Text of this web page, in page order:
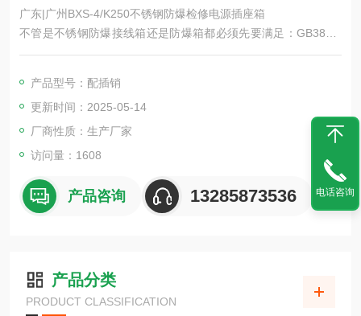
广东|广州BXS-4/K250不锈钢防爆检修电源插座箱
不管是不锈钢防爆接线箱还是防爆箱都必须先要满足：GB3836.
1，其次要看是哪种防爆类型的接线箱，隔爆的要满足GB3836.2;
品的型式为隔爆型，是使用在II类场所的IIC级（类）别，爆炸性
气体的引燃温度为T4的组别
产品型号：配插销
更新时间：2025-05-14
厂商性质：生产厂家
访问量：1608
产品咨询 13285873536
产品分类
PRODUCT CLASSIFICATION
电话咨询